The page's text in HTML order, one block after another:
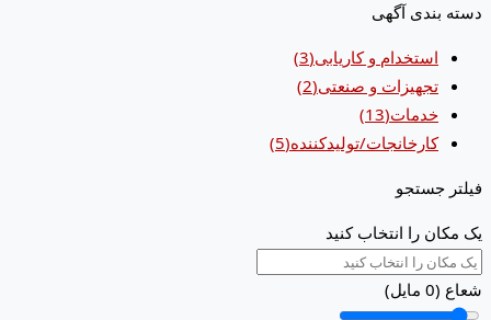
دسته بندی آگهی
استخدام و کاریابی(3)
تجهیزات و صنعتی(2)
خدمات(13)
کارخانجات/تولیدکننده(5)
فیلتر جستجو
یک مکان را انتخاب کنید
شعاع (0 مایل)